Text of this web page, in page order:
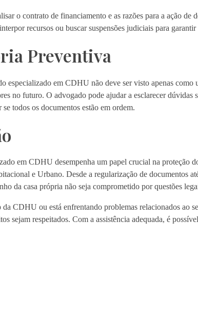
o contrato de financiamento e as razões para a ação
recursos ou buscar suspensões judiciais para
Preventiva
especializado em CDHU não deve ser visto apenas
no futuro. O advogado pode ajudar a esclarecer
todos os documentos estão em ordem.
em CDHU desempenha um papel crucial na proteção
e Urbano. Desde a regularização de documentos
da casa própria não seja comprometido por questões
da CDHU ou está enfrentando problemas relacionados ao
sejam respeitados. Com a assistência adequada, é